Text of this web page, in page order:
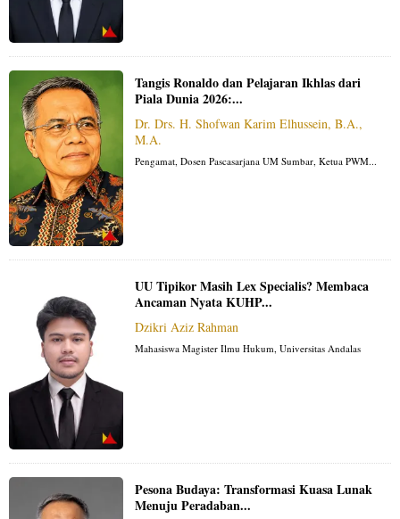
Tangis Ronaldo dan Pelajaran Ikhlas dari
Piala Dunia 2026:...
Dr. Drs. H. Shofwan Karim Elhussein, B.A.,
M.A.
Pengamat, Dosen Pascasarjana UM Sumbar, Ketua PWM...
UU Tipikor Masih Lex Specialis? Membaca
Ancaman Nyata KUHP...
Dzikri Aziz Rahman
Mahasiswa Magister Ilmu Hukum, Universitas Andalas
Pesona Budaya: Transformasi Kuasa Lunak
Menuju Peradaban...